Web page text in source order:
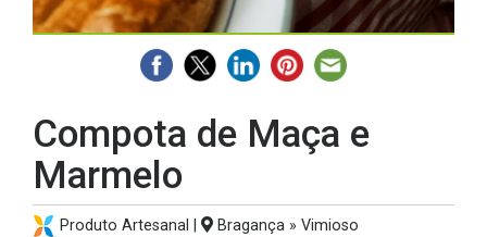
Compota de Maça e
Marmelo
Produto Artesanal | Bragança » Vimioso